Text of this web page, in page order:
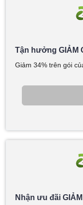
Tận hưởng GIẢM
Giảm 34% trên gói
Nhận ưu đãi